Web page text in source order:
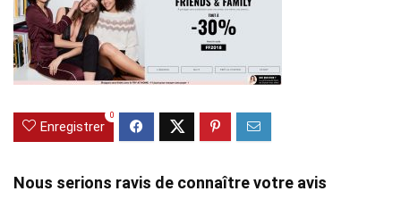
Enregistrer
0
Nous serions ravis de connaître votre avis